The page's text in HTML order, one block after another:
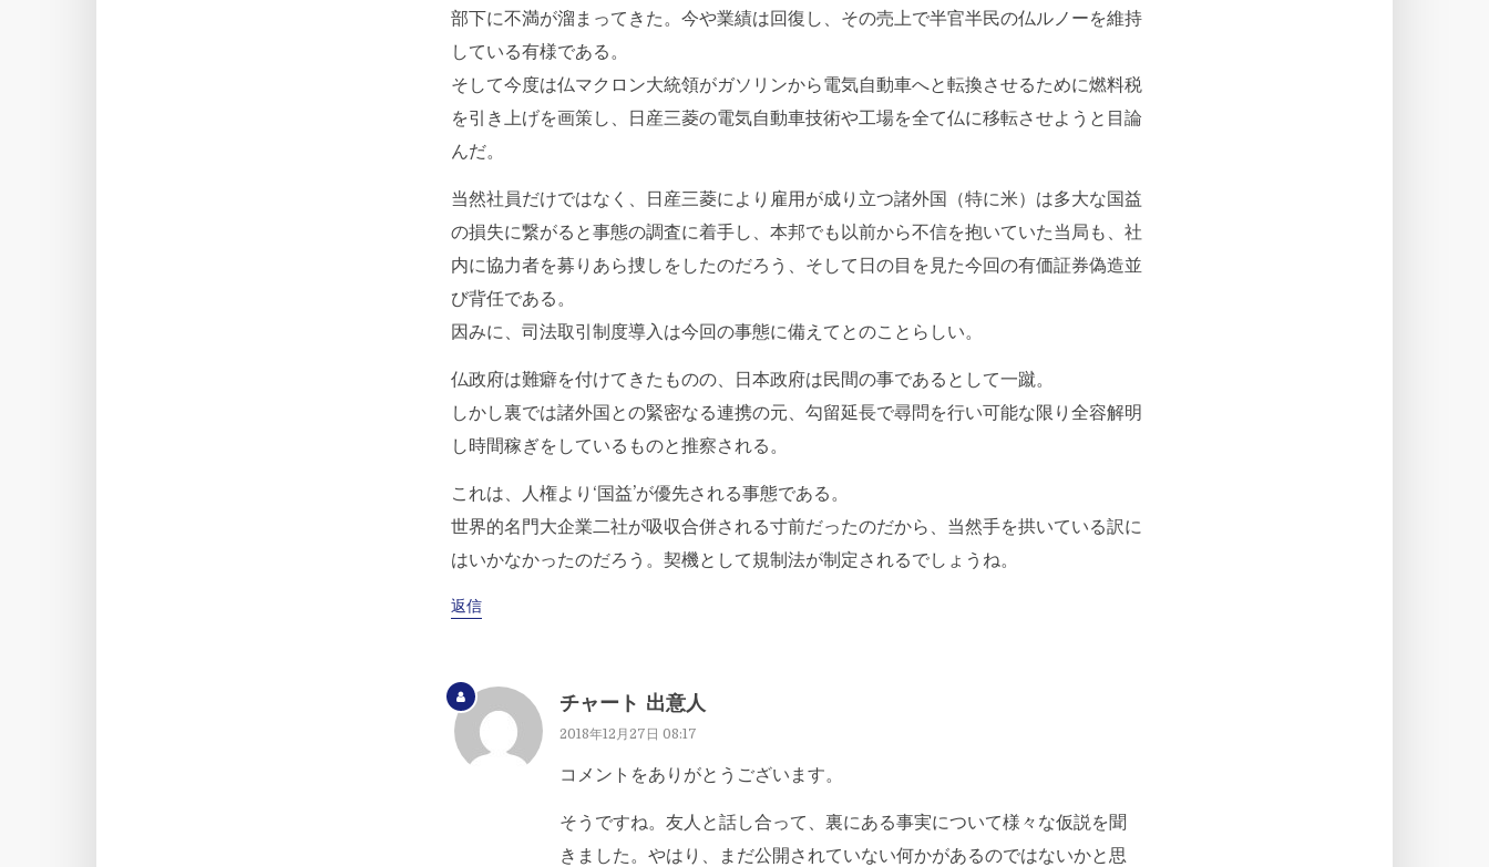
部下に不満が溜まってきた。今や業績は回復し、その売上で半官半民の仏ルノーを維持
している有様である。
そして今度は仏マクロン大統領がガソリンから電気自動車へと転換させるために燃料税
を引き上げを画策し、日産三菱の電気自動車技術や工場を全て仏に移転させようと目論
んだ。
当然社員だけではなく、日産三菱により雇用が成り立つ諸外国（特に米）は多大な国益
の損失に繋がると事態の調査に着手し、本邦でも以前から不信を抱いていた当局も、社
内に協力者を募りあら捜しをしたのだろう、そして日の目を見た今回の有価証券偽造並
び背任である。
因みに、司法取引制度導入は今回の事態に備えてとのことらしい。
仏政府は難癖を付けてきたものの、日本政府は民間の事であるとして一蹴。
しかし裏では諸外国との緊密なる連携の元、勾留延長で尋問を行い可能な限り全容解明
し時間稼ぎをしているものと推察される。
これは、人権より‘国益’が優先される事態である。
世界的名門大企業二社が吸収合併される寸前だったのだから、当然手を拱いている訳に
はいかなかったのだろう。契機として規制法が制定されるでしょうね。
返信
チャート 出意人
2018年12月27日 08:17
コメントをありがとうございます。
そうですね。友人と話し合って、裏にある事実について様々な仮説を聞
きました。やはり、まだ公開されていない何かがあるのではないかと思